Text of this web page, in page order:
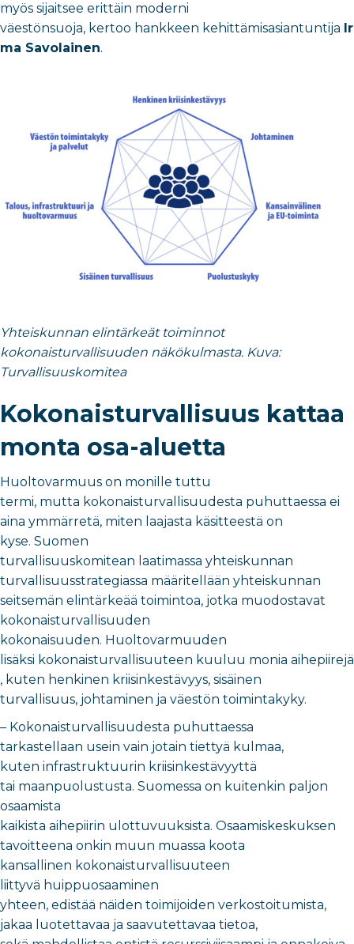
myös sijaitsee erittäin moderni
väestönsuoja, kertoo hankkeen kehittämisasiantuntija Ir
ma Savolainen.
Yhteiskunnan elintärkeät toiminnot
kokonaisturvallisuuden näkökulmasta. Kuva:
Turvallisuuskomitea
Kokonaisturvallisuus kattaa
monta osa-aluetta
Huoltovarmuus on monille tuttu
termi, mutta kokonaisturvallisuudesta puhuttaessa ei
aina ymmärretä, miten laajasta käsitteestä on
kyse. Suomen
turvallisuuskomitean laatimassa yhteiskunnan
turvallisuusstrategiassa määritellään yhteiskunnan
seitsemän elintärkeää toimintoa, jotka muodostavat
kokonaisturvallisuuden
kokonaisuuden. Huoltovarmuuden
lisäksi kokonaisturvallisuuteen kuuluu monia aihepiirejä
, kuten henkinen kriisinkestävyys, sisäinen
turvallisuus, johtaminen ja väestön toimintakyky.
– Kokonaisturvallisuudesta puhuttaessa
tarkastellaan usein vain jotain tiettyä kulmaa,
kuten infrastruktuurin kriisinkestävyyttä
tai maanpuolustusta. Suomessa on kuitenkin paljon
osaamista
kaikista aihepiirin ulottuvuuksista. Osaamiskeskuksen
tavoitteena onkin muun muassa koota
kansallinen kokonaisturvallisuuteen
liittyvä huippuosaaminen
yhteen, edistää näiden toimijoiden verkostoitumista,
jakaa luotettavaa ja saavutettavaa tietoa,